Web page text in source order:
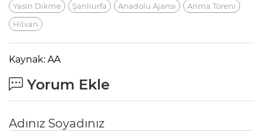
Yasin Dikme Şanlıurfa Anadolu Ajansı
Anma Töreni
Hilvan
Kaynak: AA
Yorum Ekle
Adınız Soyadınız